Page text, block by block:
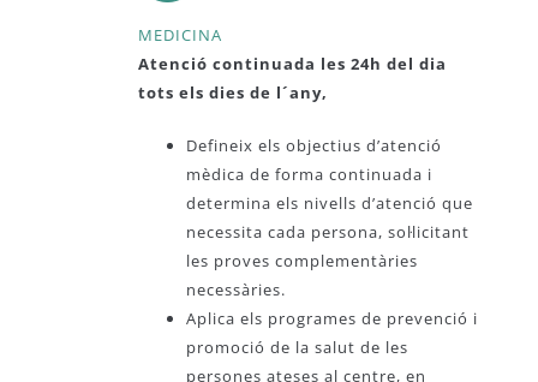
MEDICINA
Atenció continuada les 24h del dia
tots els dies de l´any,
Defineix els objectius d’atenció
mèdica de forma continuada i
determina els nivells d’atenció que
necessita cada persona, sol·licitant
les proves complementàries
necessàries.
Aplica els programes de prevenció i
promoció de la salut de les
persones ateses al centre, en